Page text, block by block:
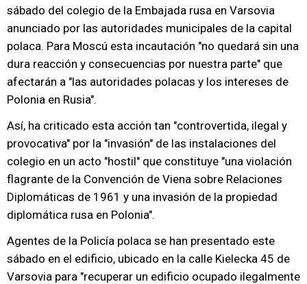
sábado del colegio de la Embajada rusa en Varsovia
anunciado por las autoridades municipales de la capital
polaca. Para Moscú esta incautación "no quedará sin una
dura reacción y consecuencias por nuestra parte" que
afectarán a "las autoridades polacas y los intereses de
Polonia en Rusia".
Así, ha criticado esta acción tan "controvertida, ilegal y
provocativa" por la "invasión" de las instalaciones del
colegio en un acto "hostil" que constituye "una violación
flagrante de la Convención de Viena sobre Relaciones
Diplomáticas de 1961 y una invasión de la propiedad
diplomática rusa en Polonia".
Agentes de la Policía polaca se han presentado este
sábado en el edificio, ubicado en la calle Kielecka 45 de
Varsovia para "recuperar un edificio ocupado ilegalmente